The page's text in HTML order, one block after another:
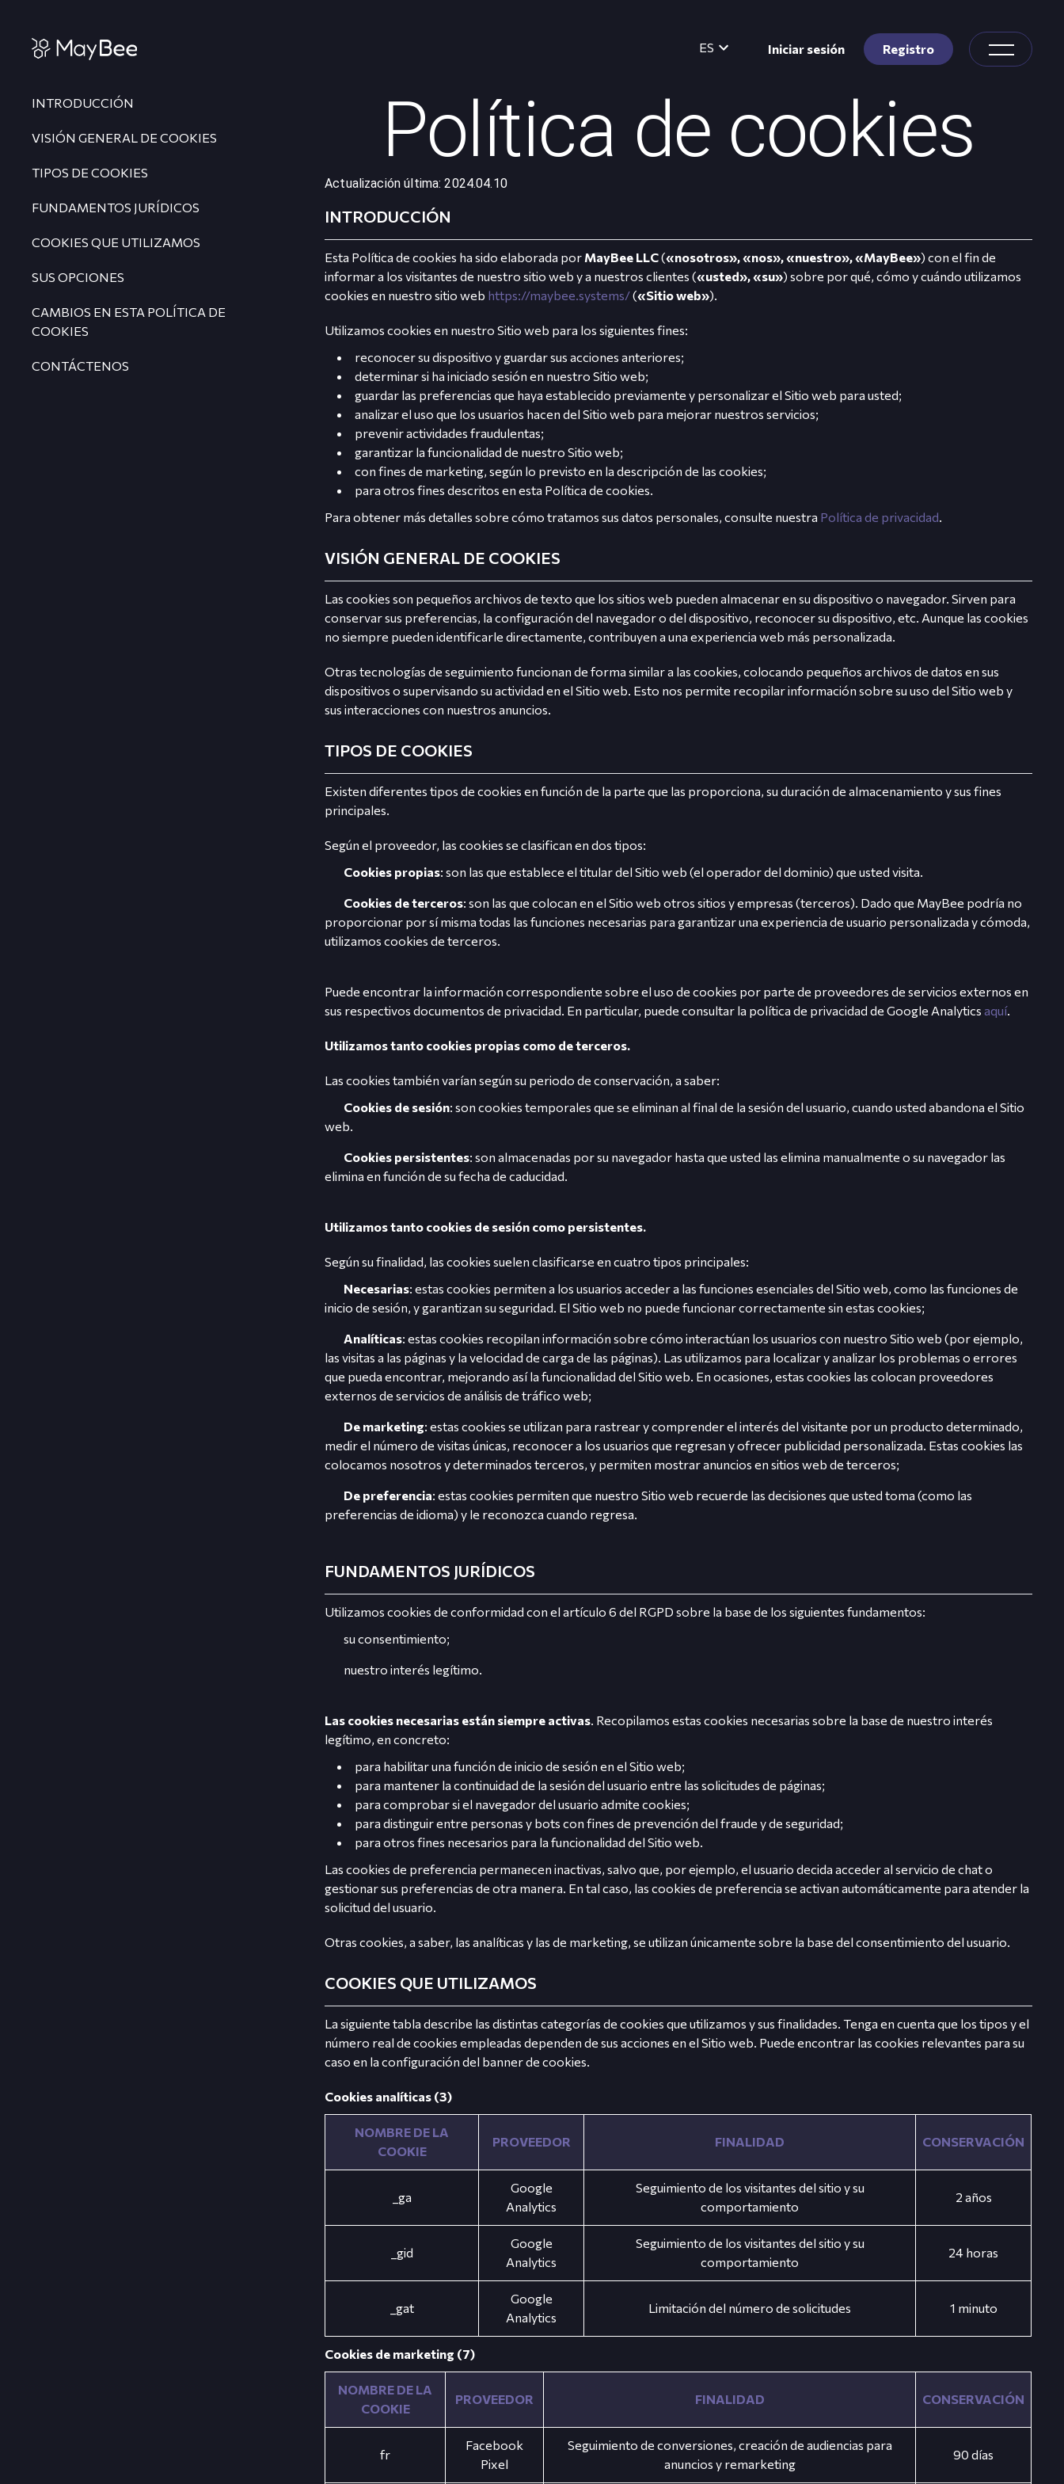
ES Iniciar sesión Registro
INTRODUCCIÓN
VISIÓN GENERAL DE COOKIES
TIPOS DE COOKIES
FUNDAMENTOS JURÍDICOS
COOKIES QUE UTILIZAMOS
SUS OPCIONES
CAMBIOS EN ESTA POLÍTICA DE
COOKIES
CONTÁCTENOS
Política de cookies
Actualización última: 2024.04.10
INTRODUCCIÓN
Esta Política de cookies ha sido elaborada por MayBee LLC(«nosotros», «nos», «nuestro», «MayBee») con el fin de
informar a los visitantes de nuestro sitio web y a nuestros clientes («usted», «su») sobre por qué, cómo y cuándo utilizamos
cookies en nuestro sitio web https://maybee.systems/(«Sitio web»).
Utilizamos cookies en nuestro Sitio web para los siguientes fines:
reconocer su dispositivo y guardar sus acciones anteriores;
determinar si ha iniciado sesión en nuestro Sitio web;
guardar las preferencias que haya establecido previamente y personalizar el Sitio web para usted;
analizar el uso que los usuarios hacen del Sitio web para mejorar nuestros servicios;
prevenir actividades fraudulentas;
garantizar la funcionalidad de nuestro Sitio web;
con fines de marketing, según lo previsto en la descripción de las cookies;
para otros fines descritos en esta Política de cookies.
Para obtener más detalles sobre cómo tratamos sus datos personales, consulte nuestra Política de privacidad.
VISIÓN GENERAL DE COOKIES
Las cookies son pequeños archivos de texto que los sitios web pueden almacenar en su dispositivo o navegador. Sirven para
conservar sus preferencias, la configuración del navegador o del dispositivo, reconocer su dispositivo, etc. Aunque las cookies
no siempre pueden identificarle directamente, contribuyen a una experiencia web más personalizada.
Otras tecnologías de seguimiento funcionan de forma similar a las cookies, colocando pequeños archivos de datos en sus
dispositivos o supervisando su actividad en el Sitio web. Esto nos permite recopilar información sobre su uso del Sitio web y
sus interacciones con nuestros anuncios.
TIPOS DE COOKIES
Existen diferentes tipos de cookies en función de la parte que las proporciona, su duración de almacenamiento y sus fines
principales.
Según el proveedor, las cookies se clasifican en dos tipos:
Cookies propias: son las que establece el titular del Sitio web (el operador del dominio) que usted visita.
Cookies de terceros: son las que colocan en el Sitio web otros sitios y empresas (terceros). Dado que MayBee podría no
proporcionar por sí misma todas las funciones necesarias para garantizar una experiencia de usuario personalizada y cómoda,
utilizamos cookies de terceros.
Puede encontrar la información correspondiente sobre el uso de cookies por parte de proveedores de servicios externos en
sus respectivos documentos de privacidad. En particular, puede consultar la política de privacidad de Google Analyticsaquí.
Utilizamos tanto cookies propias como de terceros.
Las cookies también varían según su periodo de conservación, a saber:
Cookies de sesión: son cookies temporales que se eliminan al final de la sesión del usuario, cuando usted abandona el Sitio
web.
Cookies persistentes: son almacenadas por su navegador hasta que usted las elimina manualmente o su navegador las
elimina en función de su fecha de caducidad.
Utilizamos tanto cookies de sesión como persistentes.
Según su finalidad, las cookies suelen clasificarse en cuatro tipos principales:
Necesarias: estas cookies permiten a los usuarios acceder a las funciones esenciales del Sitio web, como las funciones de
inicio de sesión, y garantizan su seguridad. El Sitio web no puede funcionar correctamente sin estas cookies;
Analíticas: estas cookies recopilan información sobre cómo interactúan los usuarios con nuestro Sitio web (por ejemplo,
las visitas a las páginas y la velocidad de carga de las páginas). Las utilizamos para localizar y analizar los problemas o errores
que pueda encontrar, mejorando así la funcionalidad del Sitio web. En ocasiones, estas cookies las colocan proveedores
externos de servicios de análisis de tráfico web;
De marketing: estas cookies se utilizan para rastrear y comprender el interés del visitante por un producto determinado,
medir el número de visitas únicas, reconocer a los usuarios que regresan y ofrecer publicidad personalizada. Estas cookies las
colocamos nosotros y determinados terceros, y permiten mostrar anuncios en sitios web de terceros;
De preferencia: estas cookies permiten que nuestro Sitio web recuerde las decisiones que usted toma (como las
preferencias de idioma) y le reconozca cuando regresa.
FUNDAMENTOS JURÍDICOS
Utilizamos cookies de conformidad con el artículo 6 del RGPD sobre la base de los siguientes fundamentos:
su consentimiento;
nuestro interés legítimo.
Las cookies necesarias están siempre activas. Recopilamos estas cookies necesarias sobre la base de nuestro interés
legítimo, en concreto:
para habilitar una función de inicio de sesión en el Sitio web;
para mantener la continuidad de la sesión del usuario entre las solicitudes de páginas;
para comprobar si el navegador del usuario admite cookies;
para distinguir entre personas y bots con fines de prevención del fraude y de seguridad;
para otros fines necesarios para la funcionalidad del Sitio web.
Las cookies de preferencia permanecen inactivas, salvo que, por ejemplo, el usuario decida acceder al servicio de chat o
gestionar sus preferencias de otra manera. En tal caso, las cookies de preferencia se activan automáticamente para atender la
solicitud del usuario.
Otras cookies, a saber, las analíticas y las de marketing, se utilizan únicamente sobre la base del consentimiento del usuario.
COOKIES QUE UTILIZAMOS
La siguiente tabla describe las distintas categorías de cookies que utilizamos y sus finalidades. Tenga en cuenta que los tipos y el
número real de cookies empleadas dependen de sus acciones en el Sitio web. Puede encontrar las cookies relevantes para su
caso en la configuración del banner de cookies.
Cookies analíticas (3)
NOMBRE DE LA
COOKIE
PROVEEDOR FINALIDAD CONSERVACIÓN
_ga
Google
Analytics
Seguimiento de los visitantes del sitio y su
comportamiento
2 años
_gid
Google
Analytics
Seguimiento de los visitantes del sitio y su
comportamiento
24 horas
_gat
Google
Analytics
Limitación del número de solicitudes 1 minuto
Cookies de marketing (7)
NOMBRE DE LA
COOKIE
PROVEEDOR FINALIDAD CONSERVACIÓN
fr
Facebook
Pixel
Seguimiento de conversiones, creación de audiencias para
anuncios y remarketing
90 días